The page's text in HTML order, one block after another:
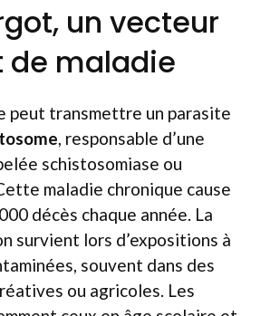
un vecteur
de maladie
peut transmettre un parasite
, responsable d’une
schistosomiase ou
maladie chronique cause
décès chaque année. La
survient lors d’expositions à
souvent dans des
ou agricoles. Les